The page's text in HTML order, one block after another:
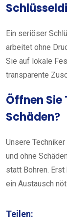
Ein seriöser
arbeitet ohne
Sie auf lokale
transparente
Öffnen Sie
Schäden?
Unsere
und ohne
statt Bohren.
ein Austausch
Teilen: